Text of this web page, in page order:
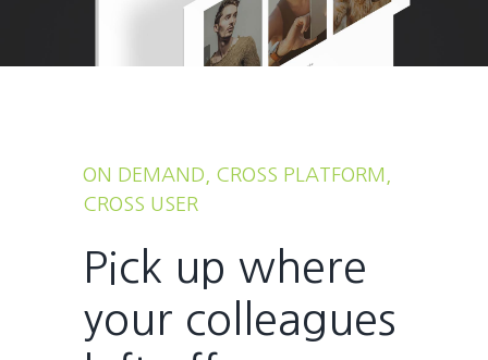
ON DEMAND, CROSS PLATFORM,
CROSS USER
Pick up where
your colleagues